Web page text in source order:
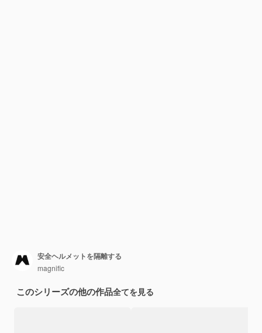
安全ヘルメットを隔離する
magnific
このシリーズの他の作品全てを見る